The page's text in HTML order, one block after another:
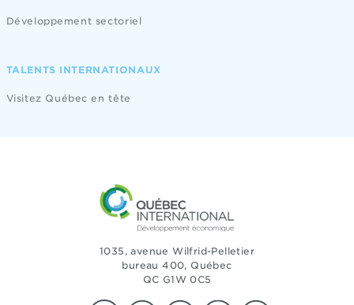
Développement sectoriel
TALENTS INTERNATIONAUX
Visitez Québec en tête
1035, avenue Wilfrid-Pelletier
bureau 400, Québec
QC G1W 0C5